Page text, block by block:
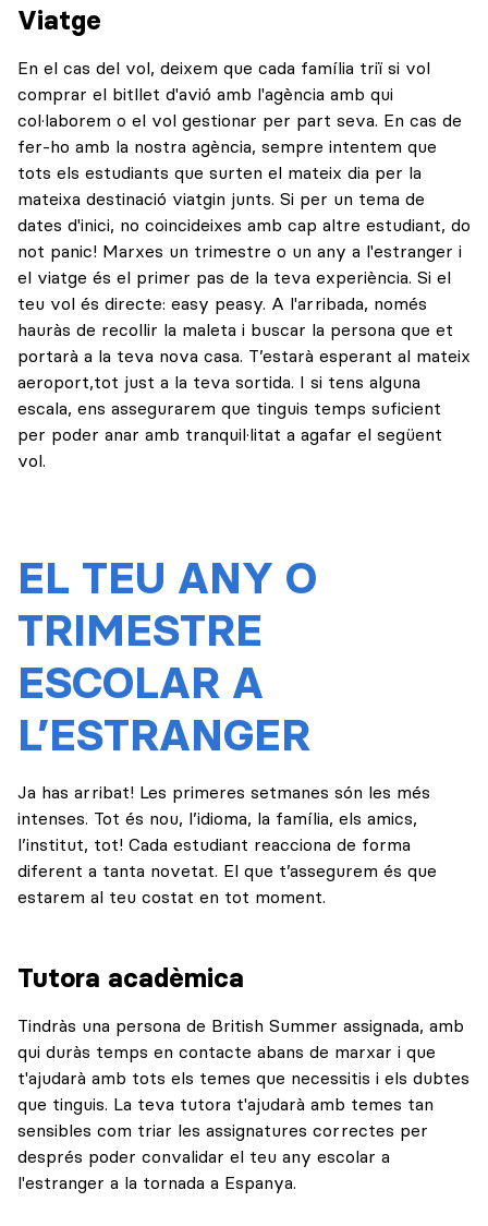
Viatge
En el cas del vol, deixem que cada família triï si vol
comprar el bitllet d'avió amb l'agència amb qui
col·laborem o el vol gestionar per part seva. En cas de
fer-ho amb la nostra agència, sempre intentem que
tots els estudiants que surten el mateix dia per la
mateixa destinació viatgin junts. Si per un tema de
dates d'inici, no coincideixes amb cap altre estudiant, do
not panic! Marxes un trimestre o un any a l'estranger i
el viatge és el primer pas de la teva experiència. Si el
teu vol és directe: easy peasy. A l'arribada, només
hauràs de recollir la maleta i buscar la persona que et
portarà a la teva nova casa. T’estarà esperant al mateix
aeroport,tot just a la teva sortida. I si tens alguna
escala, ens assegurarem que tinguis temps suficient
per poder anar amb tranquil·litat a agafar el següent
vol.
EL TEU ANY O
TRIMESTRE
ESCOLAR A
L’ESTRANGER
Ja has arribat! Les primeres setmanes són les més
intenses. Tot és nou, l’idioma, la família, els amics,
l’institut, tot! Cada estudiant reacciona de forma
diferent a tanta novetat. El que t’assegurem és que
estarem al teu costat en tot moment.
Tutora acadèmica
Tindràs una persona de British Summer assignada, amb
qui duràs temps en contacte abans de marxar i que
t'ajudarà amb tots els temes que necessitis i els dubtes
que tinguis. La teva tutora t'ajudarà amb temes tan
sensibles com triar les assignatures correctes per
després poder convalidar el teu any escolar a
l'estranger a la tornada a Espanya.